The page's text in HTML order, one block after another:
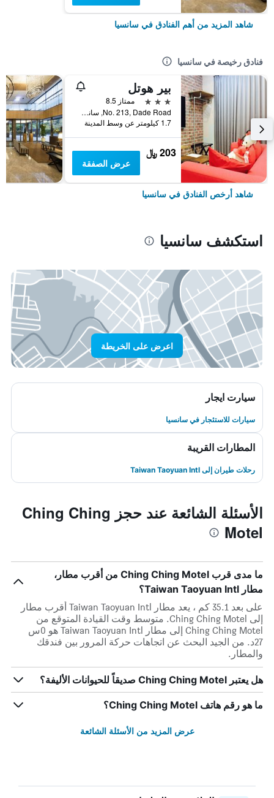
شاهد المزيد من أهم الفنادق في سانسيا
فنادق رخيصة في سانسيا
بير هوتل
3 نجوم
ممتاز 8.5
No. 213, Dade Road, سانسيا, تايوان
1.7 كيلومتر عن وسط المدينة
203 ﷼
عرض الصفقة
شاهد أرخص الفنادق في سانسيا
استكشف سانسيا
اعرض على الخريطة
سيارت ايجار
سيارات للاستئجار في سانسيا
المطارات القريبة
رحلات طيران إلى Taiwan Taoyuan Intl
الأسئلة الشائعة عند حجز Ching Ching
Motel
ما مدى قرب Ching Ching Motel من أقرب مطار،
مطار Taiwan Taoyuan Intl؟
على بعد 35.1 كم ، يعد مطار Taiwan Taoyuan Intl أقرب مطار
إلى Ching Ching Motel. متوسط وقت القيادة المتوقع من
Ching Ching Motel إلى مطار Taiwan Taoyuan Intl هو 0س
27د. من الجيد البحث عن اتجاهات حركة المرور بين فندقك
والمطار.
هل يعتبر Ching Ching Motel صديقاً للحيوانات الأليفة؟
ما هو رقم هاتف Ching Ching Motel؟
عرض المزيد من الأسئلة الشائعة